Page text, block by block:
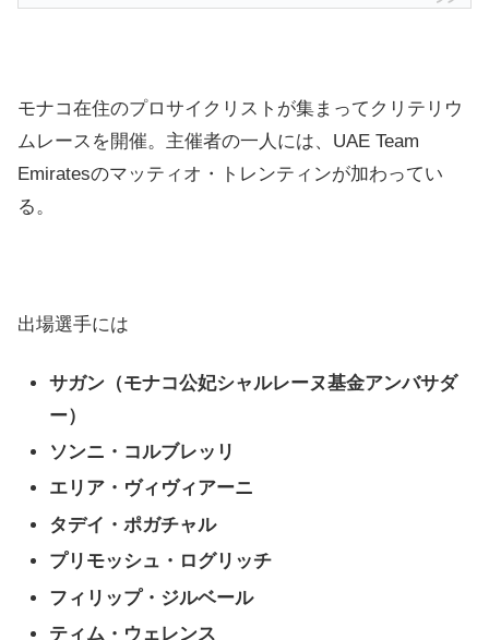
モナコ在住のプロサイクリストが集まってクリテリウ
ムレースを開催。主催者の一人には、UAE Team
Emiratesのマッティオ・トレンティンが加わってい
る。
出場選手には
サガン（モナコ公妃シャルレーヌ基金アンバサダ
ー）
ソンニ・コルブレッリ
エリア・ヴィヴィアーニ
タデイ・ポガチャル
プリモッシュ・ログリッチ
フィリップ・ジルベール
ティム・ウェレンス